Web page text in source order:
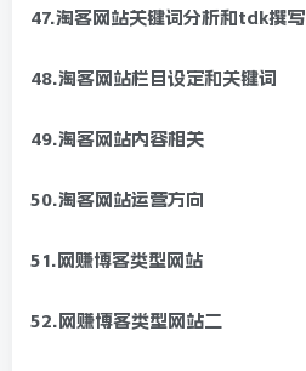
47.淘客网站关键词分析和tdk撰写
48.淘客网站栏目设定和关键词
49.淘客网站内容相关
50.淘客网站运营方向
51.网赚博客类型网站
52.网赚博客类型网站二